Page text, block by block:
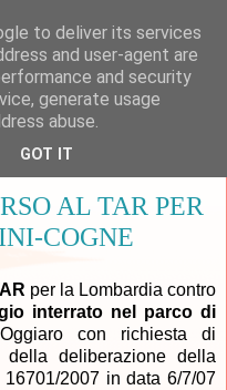
AL TAR PER
COGNE
per la Lombardia contro
interrato nel parco di
con richiesta di
deliberazione della
2007 in data 6/7/07
to deliver its services
and user-agent are
and security
generate usage
abuse.
GOT IT